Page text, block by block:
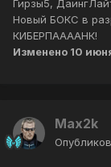
Гирзы5,
Новый БОКС в
КИБЕРПААААНК!
Изменено 10
Max2k